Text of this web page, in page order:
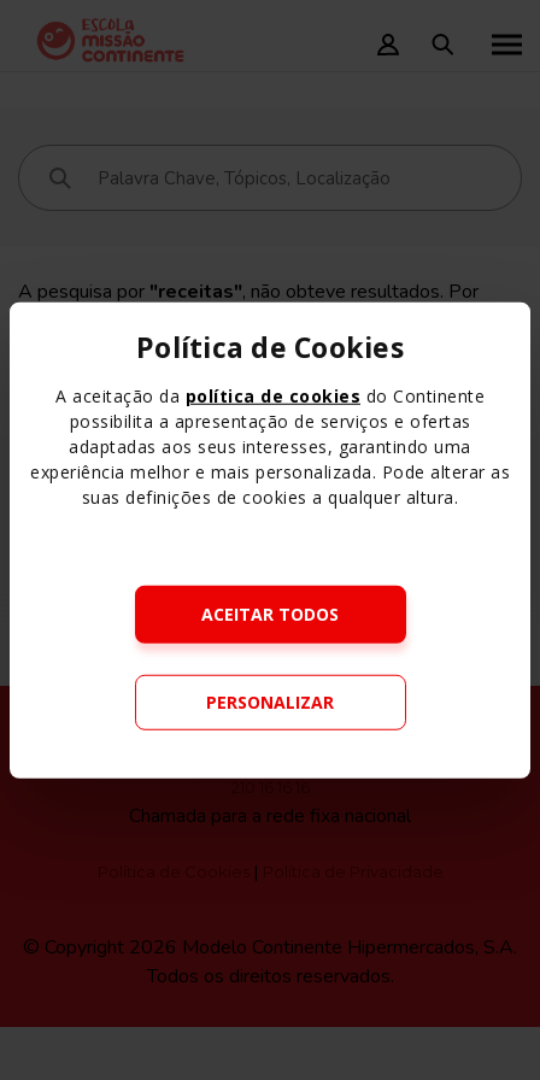
Política de Cookies
A aceitação da política de cookies do Continente
possibilita a apresentação de serviços e ofertas
adaptadas aos seus interesses, garantindo uma
experiência melhor e mais personalizada. Pode alterar as
suas definições de cookies a qualquer altura.
ACEITAR TODOS
PERSONALIZAR
A pesquisa por "receitas", não obteve resultados. Por
APOIO AO CLIENTE
Chamada para a rede fixa nacional
|
© Copyright 2026 Modelo Continente Hipermercados, S.A.
Todos os direitos reservados.